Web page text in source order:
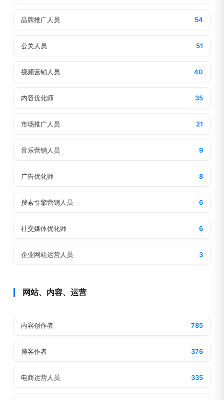
品牌推广人员 54
公关人员 51
视频营销人员 40
内容优化师 35
市场推广人员 21
音乐营销人员 9
广告优化师 8
搜索引擎营销人员 6
社交媒体优化师 6
企业网站运营人员 3
网站、内容、运营
内容创作者 785
博客作者 376
电商运营人员 335